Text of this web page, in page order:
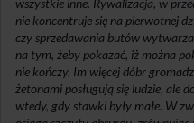
wszystkie inne. Rywalizacja, w
nie koncentruje się na pierwotnej
czy sprzedawania butów
na tym, żeby pokazać, iż można
nie kończy. Im więcej dóbr
żetonami posługują się ludzie, ale
wtedy, gdy stawki były małe. W